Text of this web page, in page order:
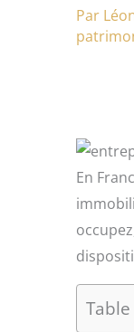
Par
En